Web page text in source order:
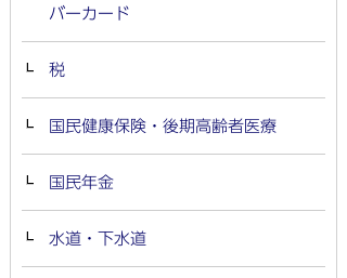
バーカード
税
国民健康保険・後期高齢者医療
国民年金
水道・下水道